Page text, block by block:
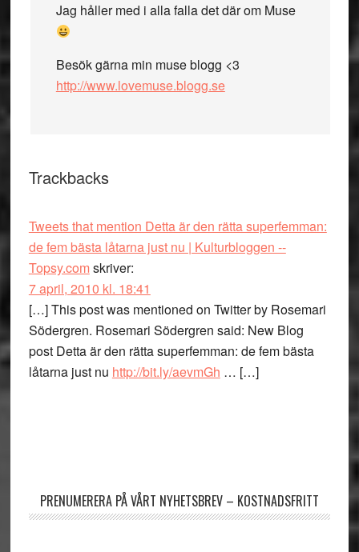
Jag håller med i alla falla det där om Muse
Besök gärna min muse blogg <3
http://www.lovemuse.blogg.se
Trackbacks
Tweets that mention Detta är den rätta superfemman:
de fem bästa låtarna just nu | Kulturbloggen --
Topsy.comskriver:
7 april, 2010 kl. 18:41
[…] This post was mentioned on Twitter by Rosemari
Södergren. Rosemari Södergren said: New Blog
post Detta är den rätta superfemman: de fem bästa
låtarna just nu http://bit.ly/aevmGh … […]
PRENUMERERA PÅ VÅRT NYHETSBREV – KOSTNADSFRITT